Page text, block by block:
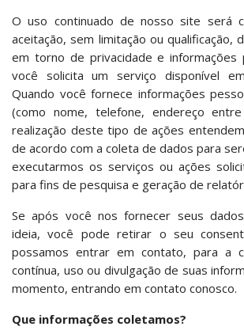
O uso continuado de nosso site será
aceitação, sem limitação ou qualificação,
em torno de privacidade e informações
você solicita um serviço disponível
Quando você fornece informações
(como nome, telefone, endereço
realização deste tipo de ações
de acordo com a coleta de dados para
executarmos os serviços ou ações
para fins de pesquisa e geração de
Se após você nos fornecer seus
ideia, você pode retirar o seu
possamos entrar em contato, para a
contínua, uso ou divulgação de suas
momento, entrando em contato conosco.
Que informações coletamos?